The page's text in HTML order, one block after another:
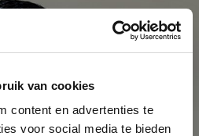
van cookies
content en advertenties te
voor social media te bieden